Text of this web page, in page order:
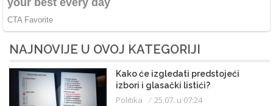
NAJNOVIJE U OVOJ KATEGORIJI
Kako će izgledati predstojeći
izbori i glasački listići?
Politika 25.07. u 07:24